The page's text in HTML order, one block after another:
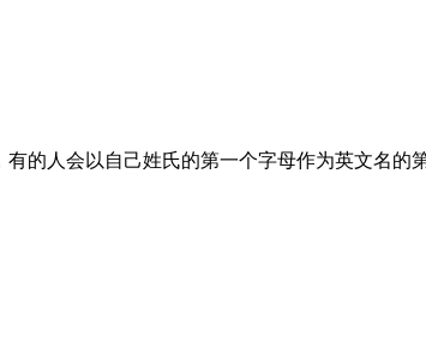
的人会以自己姓氏的第一个字母作为英文名的